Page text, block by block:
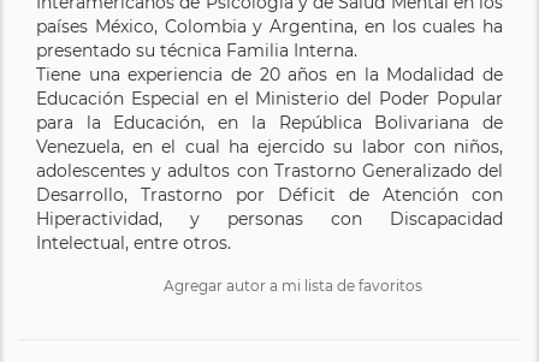
países México, Colombia y Argentina, en los cuales ha
presentado su técnica Familia Interna.
Tiene una experiencia de 20 años en la Modalidad de
Educación Especial en el Ministerio del Poder Popular
para la Educación, en la República Bolivariana de
Venezuela, en el cual ha ejercido su labor con niños,
adolescentes y adultos con Trastorno Generalizado del
Desarrollo, Trastorno por Déficit de Atención con
Hiperactividad, y personas con Discapacidad
Intelectual, entre otros.
Agregar autor a mi lista de favoritos